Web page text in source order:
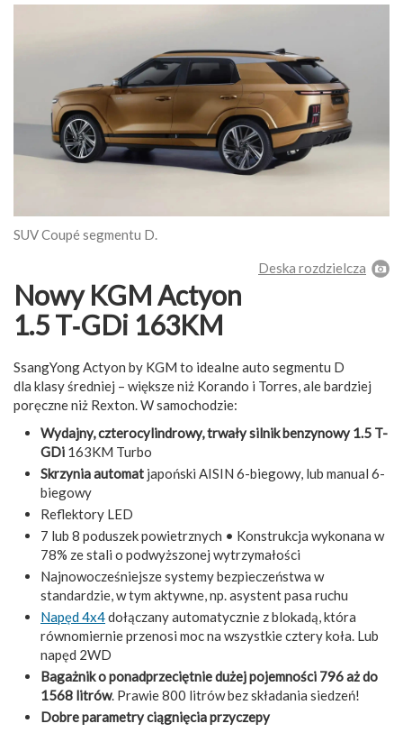
SUV Coupé segmentu D.
Deska rozdzielcza
Nowy KGM Actyon
1.5 T‑GDi 163KM
SsangYong Actyon by KGM to idealne auto segmentu D
dla klasy średniej – większe niż Korando i Torres, ale bardziej
poręczne niż Rexton. W samochodzie:
Wydajny, czterocylindrowy, trwały silnik benzynowy 1.5 T-
GDi 163KM Turbo
Skrzynia automat japoński AISIN 6-biegowy, lub manual 6-
biegowy
Reflektory LED
7 lub 8 poduszek powietrznych • Konstrukcja wykonana w
78% ze stali o podwyższonej wytrzymałości
Najnowocześniejsze systemy bezpieczeństwa w
standardzie, w tym aktywne, np. asystent pasa ruchu
Napęd 4x4dołączany automatycznie z blokadą, która
równomiernie przenosi moc na wszystkie cztery koła. Lub
napęd 2WD
Bagażnik o ponadprzeciętnie dużej pojemności 796 aż do
1568 litrów. Prawie 800 litrów bez składania siedzeń!
Dobre parametry ciągnięcia przyczepy